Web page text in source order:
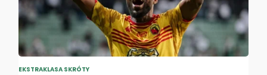
EKSTRAKLASA SKRÓTY